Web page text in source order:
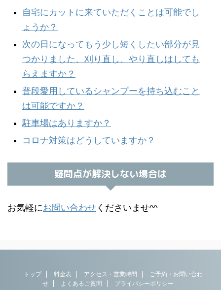
自宅にカットに来ていただくことは可能でし
ょうか？
次の日になってもう少し短くしたい部分が見
つかりました、刈り直し、やり直しはしても
らえますか？
普段愛用しているシャンプーを持ち込むこと
は可能ですか？
駐車場はありますか？
コロナ対策はどうしていますか？
疑問点が解決しない場合は
お気軽にお問い合わせ くださいませ^^
トップ 料金表 アクセス・営業時間
ご予約・お問い合わ
せ
よくあるご質問 プライバシーポリシー